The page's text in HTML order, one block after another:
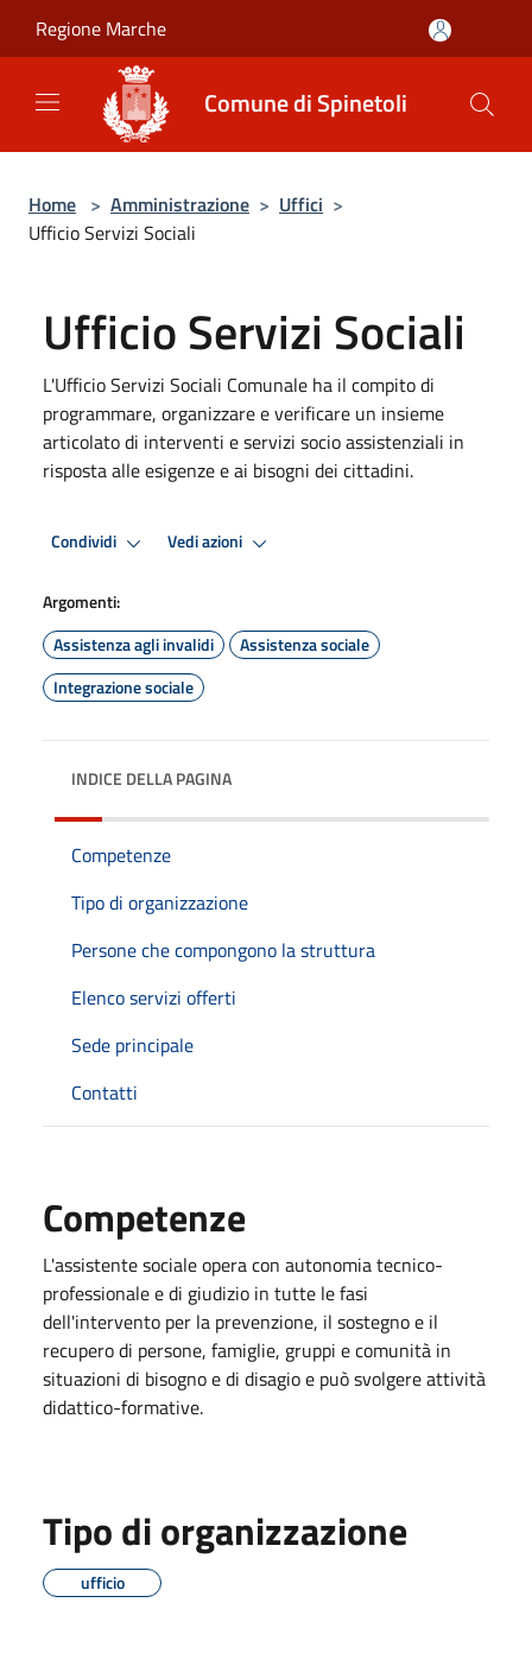
Regione Marche
Comune di Spinetoli
Home > Amministrazione > Uffici >
Ufficio Servizi Sociali
Ufficio Servizi Sociali
L'Ufficio Servizi Sociali Comunale ha il compito di
programmare, organizzare e verificare un insieme
articolato di interventi e servizi socio assistenziali in
risposta alle esigenze e ai bisogni dei cittadini.
Condividi Vedi azioni
Argomenti:
Assistenza agli invalidi
Assistenza sociale
Integrazione sociale
INDICE DELLA PAGINA
Competenze
Tipo di organizzazione
Persone che compongono la struttura
Elenco servizi offerti
Sede principale
Contatti
Competenze
L'assistente sociale opera con autonomia tecnico-
professionale e di giudizio in tutte le fasi
dell'intervento per la prevenzione, il sostegno e il
recupero di persone, famiglie, gruppi e comunità in
situazioni di bisogno e di disagio e può svolgere attività
didattico-formative.
Tipo di organizzazione
ufficio